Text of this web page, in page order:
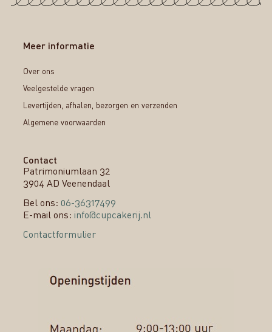
Meer informatie
Over ons
Veelgestelde vragen
Levertijden, afhalen, bezorgen en verzenden
Algemene voorwaarden
Contact
Patrimoniumlaan 32
3904 AD Veenendaal
Bel ons: 06-36317499
E-mail ons: info@cupcakerij.nl
Contactformulier